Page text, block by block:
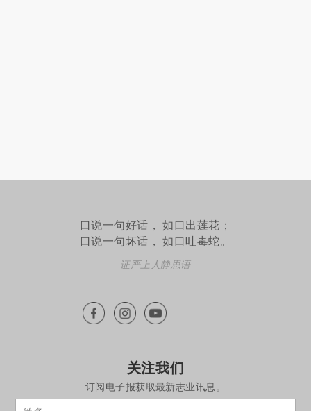
口说一句好话， 如口出莲花；
口说一句坏话， 如口吐毒蛇。
证严上人静思语
关注我们
订阅电子报获取最新志业讯息。